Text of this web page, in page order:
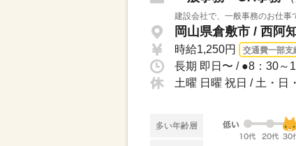
建設会社で、一般事務のお仕
岡山県倉敷市 / 西阿
時給1,250円 交通費一部支
土曜 日曜 祝日 / 土・日
多い年齢層